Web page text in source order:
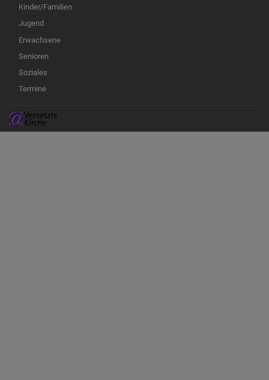
Kinder/Familien
Jugend
Erwachsene
Senioren
Soziales
Termine